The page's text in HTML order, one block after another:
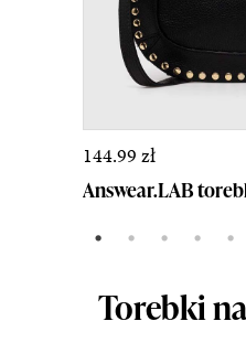
144.99 zł
Torebki